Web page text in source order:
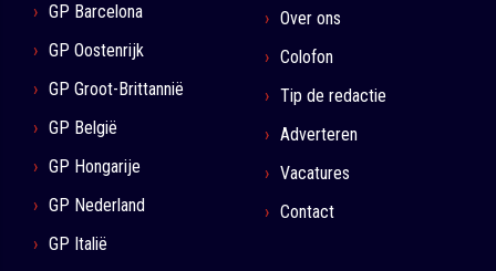
GP Barcelona
GP Oostenrijk
GP Groot-Brittannië
GP België
GP Hongarije
GP Nederland
GP Italië
Over ons
Colofon
Tip de redactie
Adverteren
Vacatures
Contact